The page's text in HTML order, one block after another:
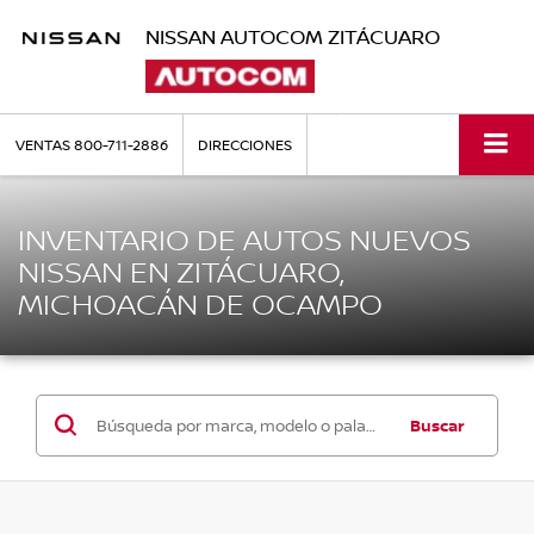
NISSAN AUTOCOM ZITÁCUARO
VENTAS800-711-2886 DIRECCIONES
INVENTARIO DE AUTOS NUEVOS
NISSAN EN ZITÁCUARO,
MICHOACÁN DE OCAMPO
Buscar